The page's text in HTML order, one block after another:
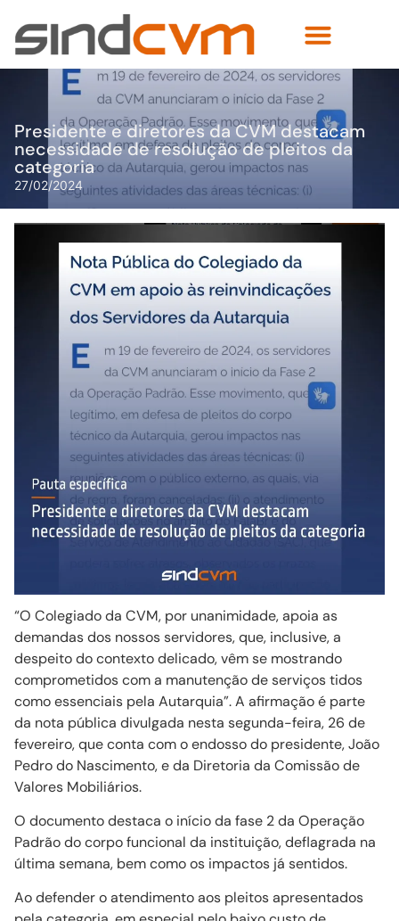
Presidente e diretores da CVM destacam
necessidade de resolução de pleitos da
categoria
27/02/2024
“O Colegiado da CVM, por unanimidade, apoia as
demandas dos nossos servidores, que, inclusive, a
despeito do contexto delicado, vêm se mostrando
comprometidos com a manutenção de serviços tidos
como essenciais pela Autarquia”. A afirmação é parte
da nota pública divulgada nesta segunda-feira, 26 de
fevereiro, que conta com o endosso do presidente, João
Pedro do Nascimento, e da Diretoria da Comissão de
Valores Mobiliários.
O documento destaca o início da fase 2 da Operação
Padrão do corpo funcional da instituição, deflagrada na
última semana, bem como os impactos já sentidos.
Ao defender o atendimento aos pleitos apresentados